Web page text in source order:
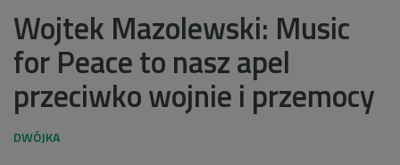
Wojtek Mazolewski: Music
for Peace to nasz apel
przeciwko wojnie i przemocy